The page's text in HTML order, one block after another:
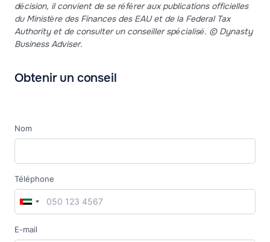
décision, il convient de se référer aux publications officielles
du Ministère des Finances des EAU et de la Federal Tax
Authority et de consulter un conseiller spécialisé. © Dynasty
Business Adviser.
Obtenir un conseil
Nom
Téléphone
E-mail